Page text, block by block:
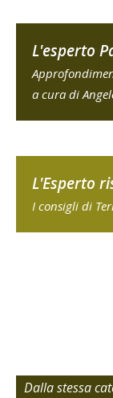
L'esperto
a cura di
L'Esperto
I consigli di
Dalla stessa